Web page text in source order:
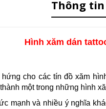
Thông
Hình xăm dán
cho các tín đồ xăm
một trong những hình
mạnh và nhiều ý nghĩa